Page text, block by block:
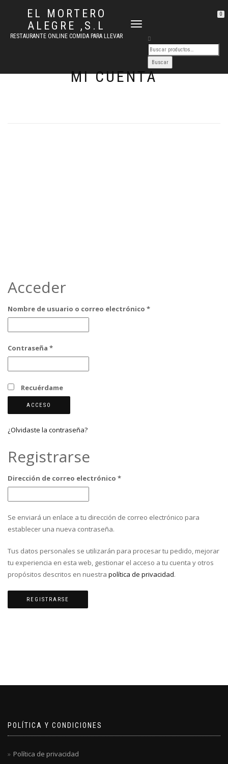
EL MORTERO
ALEGRE ,S.L
RESTAURANTE ONLINE COMIDA PARA LLEVAR
CAMBIAR
0
MI CUENTA
Acceder
Nombre de usuario o correo electrónico *Obligatorio
Contraseña *Obligatorio
Recuérdame
ACCESO
¿Olvidaste la contraseña?
Registrarse
Dirección de correo electrónico *Obligatorio
Se enviará un enlace a tu dirección de correo electrónico para
establecer una nueva contraseña.
Tus datos personales se utilizarán para procesar tu pedido, mejorar
tu experiencia en esta web, gestionar el acceso a tu cuenta y otros
propósitos descritos en nuestra política de privacidad.
REGISTRARSE
POLÍTICA Y CONDICIONES
Política de privacidad